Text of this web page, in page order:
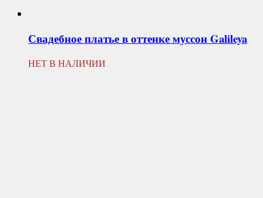
Свадебное платье в оттенке муссонGalileya
НЕТ В НАЛИЧИИ